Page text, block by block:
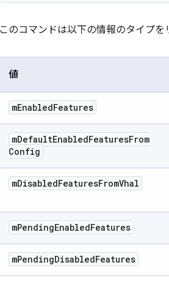
このコマンドは以下の情報のタイプを
値
mEnabledFeatures
mDefaultEnabledFeaturesFrom
Config
mDisabledFeaturesFromVhal
mPendingEnabledFeatures
mPendingDisabledFeatures